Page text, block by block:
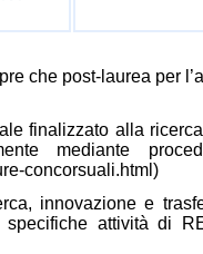
che post-laurea per
finalizzato alla
mediante
concorsuali.html)
innovazione e
attività di